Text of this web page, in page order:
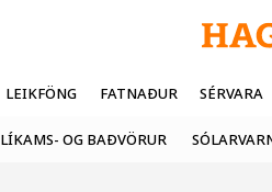
LEIKFÖNG FATNAÐUR SÉRVARA
LÍKAMS- OG BAÐVÖRUR